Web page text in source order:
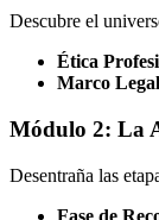
Descubre el
Ética
Marco
Módulo 2: La
Desentraña las
Fase de